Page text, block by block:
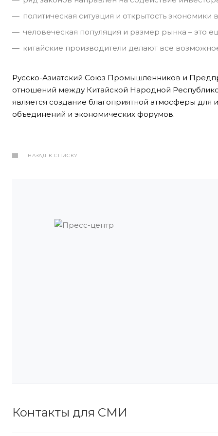
политическая ситуация и открытость экономики
человеческая популяция и размер рынка – это
китайские производители делают все
Русско-Азиатский Союз Промышленников и
отношений между Китайской Народной
является создание благоприятной атмосферы
объединений и экономических форумов.
НАЗАД К СПИСКУ
Контакты для СМИ